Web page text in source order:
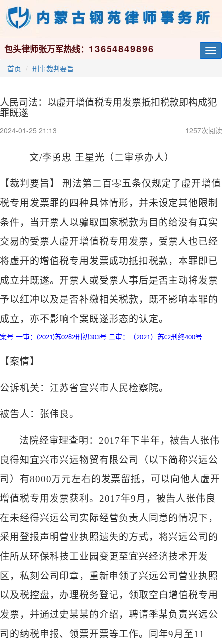
包头律师张万军热线： 13654849896
首页 刑事裁判要旨
人民司法：以虚开增值税专用发票抵扣税款即构成犯
罪既遂
2024-01-25 21:13 1257次阅读
文/李勇忠 王星光（二审承办人）
【裁判要旨】
刑法第二百零五条仅规定了虚开增值
税专用发票罪的四种具体情形，并未设定其他限制
条件，当开票人以骗取国家税款为目的给没有真实
交易的受票人虚开增值税专用发票，受票人也已经
将虚开的增值税专用发票成功抵扣税款，本罪即已
成立并既遂。开票人或受票人事后是否主动将发票
予以红冲以及是否补缴相关税款，既不影响本罪的
成立，亦不影响个案既遂形态的认定。
案号 一审： (2021)苏0282刑初303号 二审：（2021）苏02刑终400号
【案情】
公诉机关：江苏省宜兴市人民检察院。
被告人：张伟良。
法院经审理查明： 2017年下半年，被告人张伟
良得知宜兴市兴远物贸有限公司（以下简称兴远公
司）有8000万元左右的发票留抵，可以向他人虚开
增值税专用发票获利。2017年9月，被告人张伟良
在未经得兴远公司实际经营负责人同意的情况下，
采用登报声明营业执照遗失的方式，将兴远公司的
住所从环保科技工业园变更至宜兴经济技术开发
区，私刻公司印章，重新申领了兴远公司营业执照
以及税控盘，办理税务登记，领取空白增值税专用
发票，并通过史某某的介绍，聘请季某负责兴远公
司的纳税申报、领票开票等工作。同年9月至11